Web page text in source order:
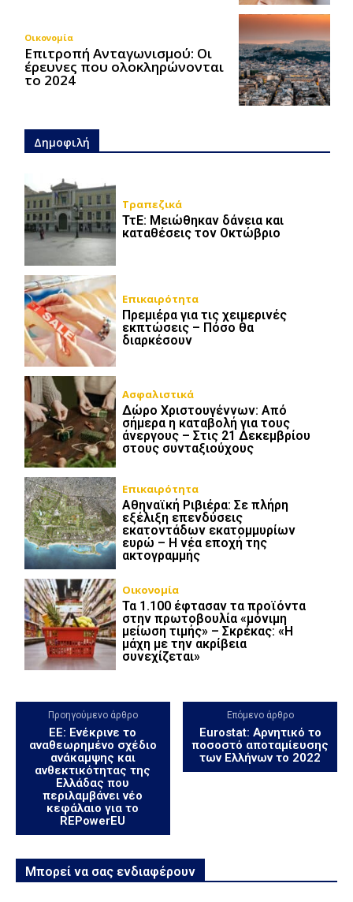
Οικονομία
Επιτροπή Ανταγωνισμού: Οι
έρευνες που ολοκληρώνονται
το 2024
Δημοφιλή
Τραπεζικά
ΤτΕ: Μειώθηκαν δάνεια και
καταθέσεις τον Οκτώβριο
Επικαιρότητα
Πρεμιέρα για τις χειμερινές
εκπτώσεις – Πόσο θα
διαρκέσουν
Ασφαλιστικά
Δώρο Χριστουγέννων: Από
σήμερα η καταβολή για τους
άνεργους – Στις 21 Δεκεμβρίου
στους συνταξιούχους
Επικαιρότητα
Αθηναϊκή Ριβιέρα: Σε πλήρη
εξέλιξη επενδύσεις
εκατοντάδων εκατομμυρίων
ευρώ – Η νέα εποχή της
ακτογραμμής
Οικονομία
Τα 1.100 έφτασαν τα προϊόντα
στην πρωτοβουλία «μόνιμη
μείωση τιμής» – Σκρέκας: «Η
μάχη με την ακρίβεια
συνεχίζεται»
Προηγούμενο άρθρο
ΕΕ: Ενέκρινε το
αναθεωρημένο σχέδιο
ανάκαμψης και
ανθεκτικότητας της
Ελλάδας που
περιλαμβάνει νέο
κεφάλαιο για το
REPowerEU
Επόμενο άρθρο
Eurostat: Αρνητικό το
ποσοστό αποταμίευσης
των Ελλήνων το 2022
Μπορεί να σας ενδιαφέρουν